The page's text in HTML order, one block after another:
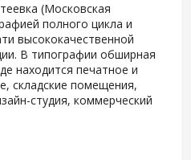
(Московская
полного цикла и
высококачественной
В типографии обширная
находится печатное и
складские помещения,
студия, коммерческий